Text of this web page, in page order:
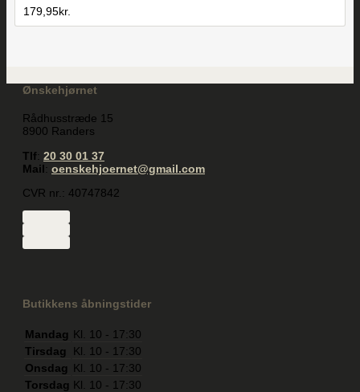
179,95kr.
Ønskehjørnet
Rådhusstræde 15
8900 Randers
Tlf: 20 30 01 37
Mail: oenskehjoernet@gmail.com
CVR nr.: 40747842
Butikkens åbningstider
Mandag Kl. 10 - 17:30
Tirsdag
Kl. 10 - 17:30
Onsdag Kl. 10 - 17:30
Torsdag Kl. 10 - 17:30